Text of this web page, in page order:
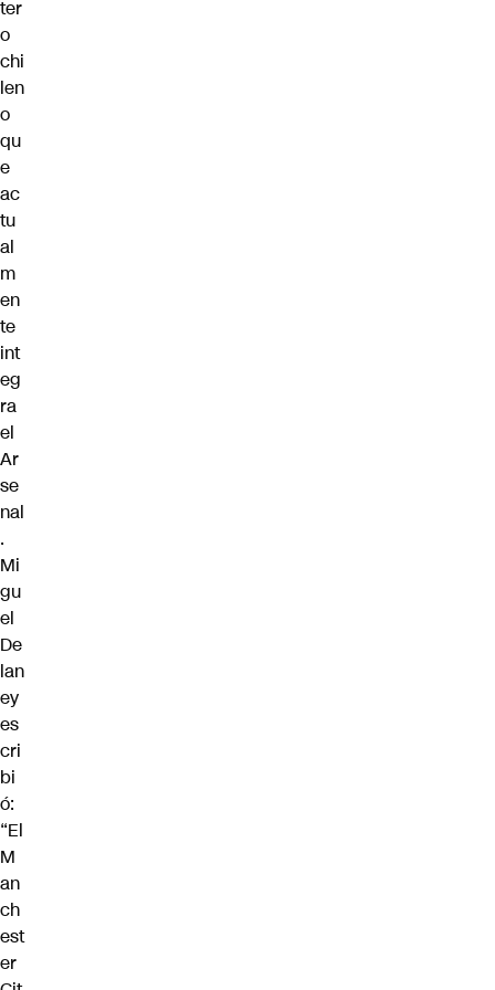
ter
o
chi
len
o
qu
e
ac
tu
al
m
en
te
int
eg
ra
el
Ar
se
nal
.
Mi
gu
el
De
lan
ey
es
cri
bi
ó:
“El
M
an
ch
est
er